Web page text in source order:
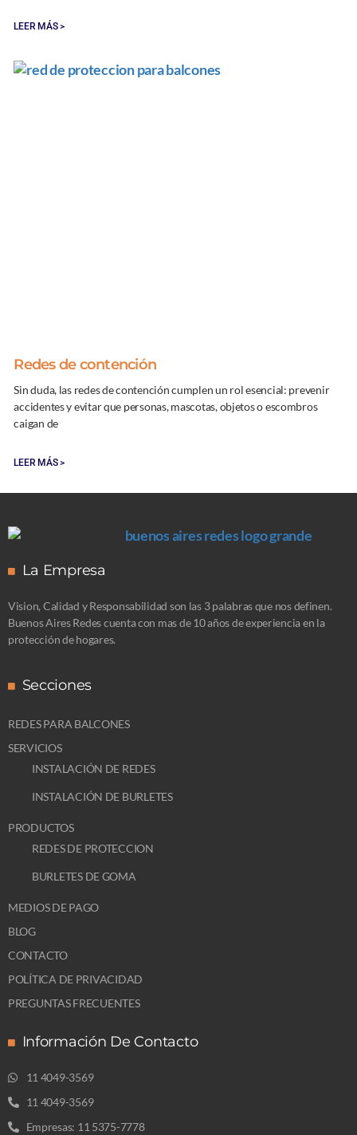
LEER MÁS >
Redes de contención
Sin duda, las redes de contención cumplen un rol esencial: prevenir
accidentes y evitar que personas, mascotas, objetos o escombros
caigan de
LEER MÁS >
La Empresa
Vision, Calidad y Responsabilidad son las 3 palabras que nos definen.
Buenos Aires Redes cuenta con mas de 10 años de experiencia en la
protección de hogares.
Secciones
REDES PARA BALCONES
SERVICIOS
INSTALACIÓN DE REDES
INSTALACIÓN DE BURLETES
PRODUCTOS
REDES DE PROTECCION
BURLETES DE GOMA
MEDIOS DE PAGO
BLOG
CONTACTO
POLÍTICA DE PRIVACIDAD
PREGUNTAS FRECUENTES
Información De Contacto
11 4049-3569
11 4049-3569
Empresas: 11 5375-7778